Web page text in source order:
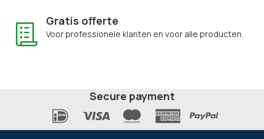
Gratis offerte
Voor professionele klanten en voor alle producten.
Secure payment